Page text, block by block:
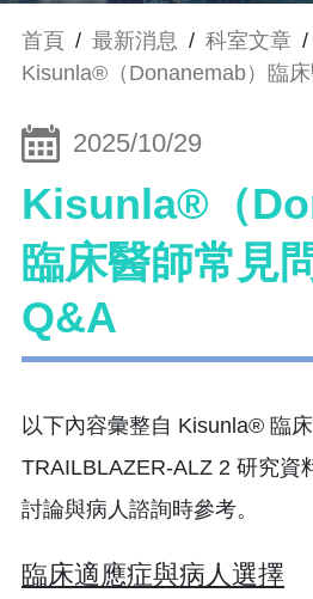
首頁 / 最新消息 / 科室文章 /
Kisunla®（Donanemab）臨
2025/10/29
Kisunla®（
臨床醫師常見
Q&A
以下內容彙整自 Kisunla® 臨
TRAILBLAZER-ALZ 2 研究資
討論與病人諮詢時參考。
臨床適應症與病人選擇